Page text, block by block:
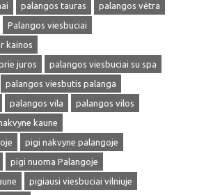
palangos tauras
palangos vėtra
Palangos viesbuciai
kainos
juros
palangos viesbuciai su spa
palangos viesbutis palanga
palangos vila
palangos vilos
kaune
pigi nakvyne palangoje
pigi nuoma Palangoje
pigiausi viesbuciai vilniuje